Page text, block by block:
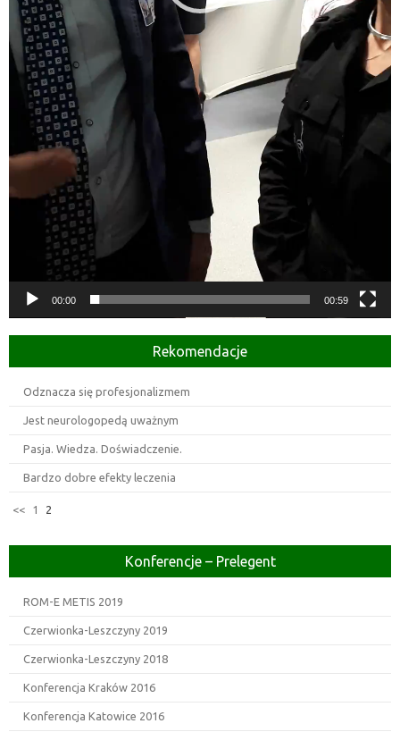
00:00 00:59
Rekomendacje
Odznacza się profesjonalizmem
Jest neurologopedą uważnym
Pasja. Wiedza. Doświadczenie.
Bardzo dobre efekty leczenia
<< 1 2
Konferencje – Prelegent
ROM-E METIS 2019
Czerwionka-Leszczyny 2019
Czerwionka-Leszczyny 2018
Konferencja Kraków 2016
Konferencja Katowice 2016